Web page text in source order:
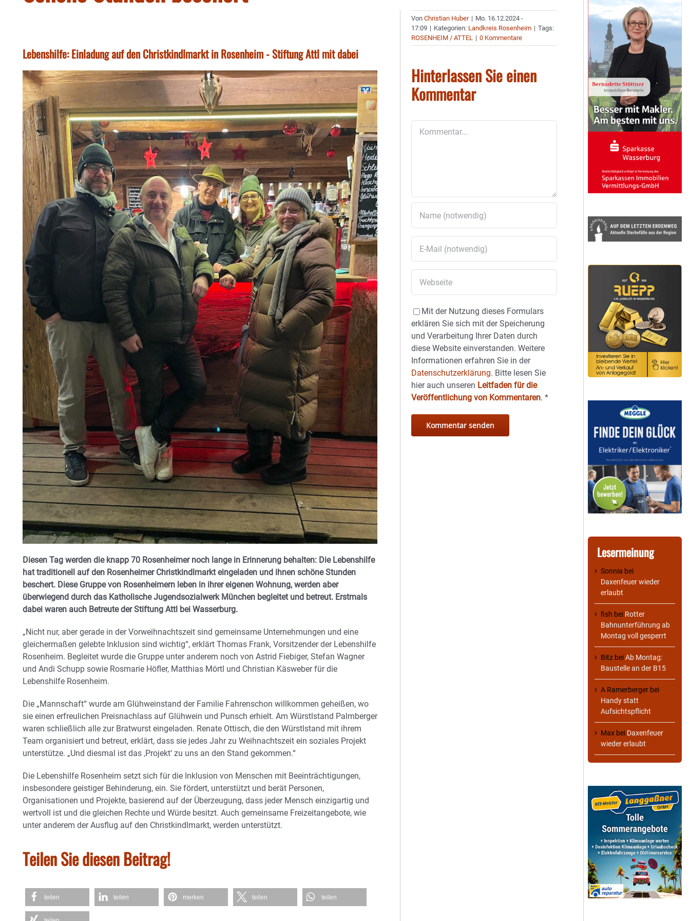
Lebenshilfe: Einladung auf den Christkindlmarkt in Rosenheim - Stiftung Attl mit dabei
Diesen Tag werden die knapp 70 Rosenheimer noch lange in Erinnerung behalten: Die Lebenshilfe
hat traditionell auf den Rosenheimer Christkindlmarkt eingeladen und ihnen schöne Stunden
beschert. Diese Gruppe von Rosenheimern leben in ihrer eigenen Wohnung, werden aber
überwiegend durch das Katholische Jugendsozialwerk München begleitet und betreut. Erstmals
dabei waren auch Betreute der Stiftung Attl bei Wasserburg.
„Nicht nur, aber gerade in der Vorweihnachtszeit sind gemeinsame Unternehmungen und eine
gleichermaßen gelebte Inklusion sind wichtig“, erklärt Thomas Frank, Vorsitzender der Lebenshilfe
Rosenheim. Begleitet wurde die Gruppe unter anderem noch von Astrid Fiebiger, Stefan Wagner
und Andi Schupp sowie Rosmarie Höfler, Matthias Mörtl und Christian Käsweber für die
Lebenshilfe Rosenheim.
Die „Mannschaft“ wurde am Glühweinstand der Familie Fahrenschon willkommen geheißen, wo
sie einen erfreulichen Preisnachlass auf Glühwein und Punsch erhielt. Am Würstlstand Palmberger
waren schließlich alle zur Bratwurst eingeladen. Renate Ottisch, die den Würstlstand mit ihrem
Team organisiert und betreut, erklärt, dass sie jedes Jahr zu Weihnachtszeit ein soziales Projekt
unterstütze. „Und diesmal ist das ‚Projekt‘ zu uns an den Stand gekommen.“
Die Lebenshilfe Rosenheim setzt sich für die Inklusion von Menschen mit Beeinträchtigungen,
insbesondere geistiger Behinderung, ein. Sie fördert, unterstützt und berät Personen,
Organisationen und Projekte, basierend auf der Überzeugung, dass jeder Mensch einzigartig und
wertvoll ist und die gleichen Rechte und Würde besitzt. Auch gemeinsame Freizeitangebote, wie
unter anderem der Ausflug auf den Christkindlmarkt, werden unterstützt.
Teilen Sie diesen Beitrag!
teilen teilen merken teilen teilen
VonChristian Huber | Mo. 16.12.2024 -
17:09 | Kategorien: Landkreis Rosenheim | Tags:
ROSENHEIM / ATTEL | 0 Kommentare
Hinterlassen Sie einen
Kommentar
Mit der Nutzung dieses Formulars
erklären Sie sich mit der Speicherung
und Verarbeitung Ihrer Daten durch
diese Website einverstanden. Weitere
Informationen erfahren Sie in der
Datenschutzerklärung. Bitte lesen Sie
hier auch unseren Leitfaden für die
Veröffentlichung von Kommentaren.*
Lesermeinung
Sonnia bei
Daxenfeuer wieder
erlaubt
fish bei Rotter
Bahnunterführung ab
Montag voll gesperrt
Bitz beiAb Montag:
Baustelle an der B15
A Ramerberger bei
Handy statt
Aufsichtspflicht
Max bei Daxenfeuer
wieder erlaubt